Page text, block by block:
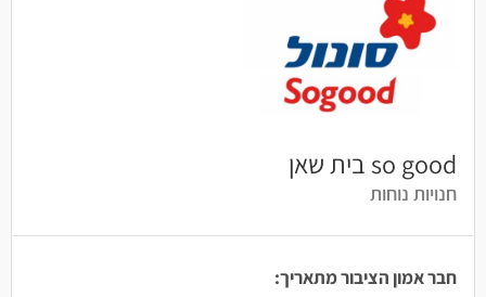
so good בית שאן
חנויות נוחות
חבר אמון הציבור מתאריך: